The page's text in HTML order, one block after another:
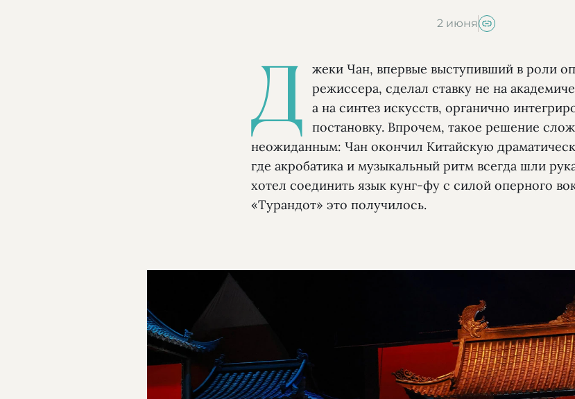
2 июня
Д
жеки Чан, впервые выступивший в роли
режиссера, сделал ставку не на
а на синтез искусств, органично
постановку. Впрочем, такое решение
неожиданным: Чан окончил Китайскую
где акробатика и музыкальный ритм всегда шли
хотел соединить язык кунг-фу с силой оперного
«Турандот» это получилось.